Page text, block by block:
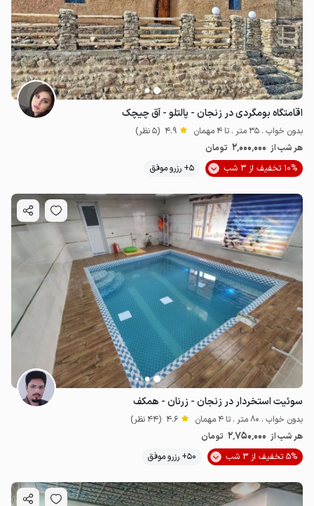
3.4میلیون ت 5
اقامتگاه بومگردی در زنجان - پالتلو - آق چیچک
بدون خواب . 35 متر . تا 4 مهمان 4.9 (5 نظر)
هر شب از 2٬000٬000 تومان
10% تخفیف از 3 شب
5+ رزرو موفق
سوئیت استخردار در زنجان - زرنان - همکف
بدون خواب . 80 متر . تا 4 مهمان 4.6 (44 نظر)
هر شب از 2٬750٬000 تومان
5% تخفیف از 3 شب
50+ رزرو موفق